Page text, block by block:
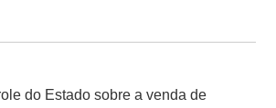
do Estado sobre a venda de